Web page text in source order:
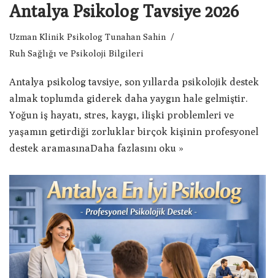
Antalya Psikolog Tavsiye 2026
Uzman Klinik Psikolog Tunahan Sahin
Ruh Sağlığı ve Psikoloji Bilgileri
Antalya psikolog tavsiye, son yıllarda psikolojik destek
almak toplumda giderek daha yaygın hale gelmiştir.
Yoğun iş hayatı, stres, kaygı, ilişki problemleri ve
yaşamın getirdiği zorluklar birçok kişinin profesyonel
destek aramasınaDaha fazlasını oku »